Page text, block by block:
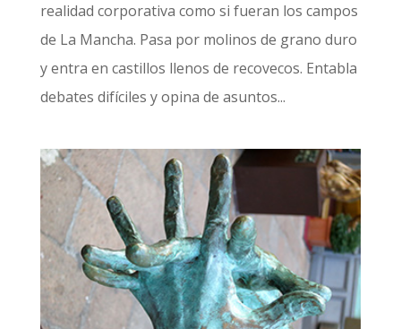
realidad corporativa como si fueran los campos
de La Mancha. Pasa por molinos de grano duro
y entra en castillos llenos de recovecos. Entabla
debates difíciles y opina de asuntos...